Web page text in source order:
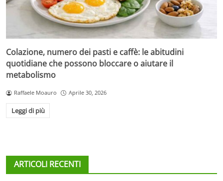
Colazione, numero dei pasti e caffè: le abitudini
quotidiane che possono bloccare o aiutare il
metabolismo
Raffaele Moauro Aprile 30, 2026
Leggi di più
ARTICOLI RECENTI